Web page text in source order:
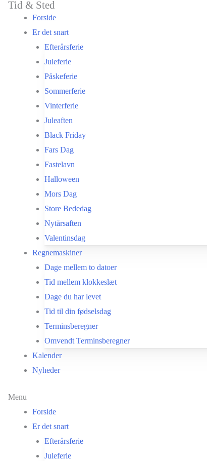
indholdet
Tid & Sted
Forside
Er det snart
Efterårsferie
Juleferie
Påskeferie
Sommerferie
Vinterferie
Juleaften
Black Friday
Fars Dag
Fastelavn
Halloween
Mors Dag
Store Bededag
Nytårsaften
Valentinsdag
Regnemaskiner
Dage mellem to datoer
Tid mellem klokkeslæt
Dage du har levet
Tid til din fødselsdag
Terminsberegner
Omvendt Terminsberegner
Kalender
Nyheder
Menu
Forside
Er det snart
Efterårsferie
Juleferie